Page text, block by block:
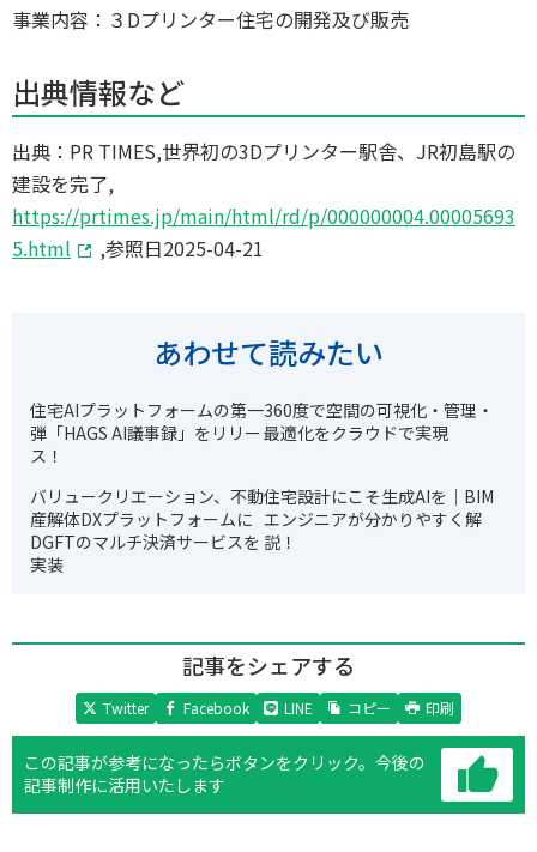
事業内容：３Dプリンター住宅の開発及び販売
出典情報など
出典：PR TIMES,世界初の3Dプリンター駅舎、JR初島駅の
建設を完了,
https://prtimes.jp/main/html/rd/p/000000004.00005693
5.html
,参照日2025-04-21
あわせて読みたい
住宅AIプラットフォームの第一
弾「HAGS AI議事録」をリリー
ス！
360度で空間の可視化・管理・
最適化をクラウドで実現
バリュークリエーション、不動
産解体DXプラットフォームに
DGFTのマルチ決済サービスを
実装
住宅設計にこそ生成AIを｜BIM
エンジニアが分かりやすく解
説！
記事をシェアする
Twitter Facebook LINE コピー 印刷
この記事が参考になったらボタンをクリック。 今後の
記事制作に活用いたします